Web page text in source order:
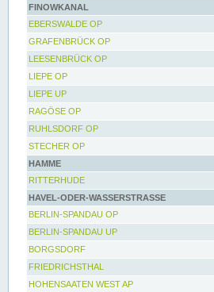
FINOWKANAL
EBERSWALDE OP
GRAFENBRÜCK OP
LEESENBRÜCK OP
LIEPE OP
LIEPE UP
RAGÖSE OP
RUHLSDORF OP
STECHER OP
HAMME
RITTERHUDE
HAVEL-ODER-WASSERSTRASSE
BERLIN-SPANDAU OP
BERLIN-SPANDAU UP
BORGSDORF
FRIEDRICHSTHAL
HOHENSAATEN WEST AP